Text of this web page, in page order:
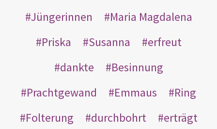
Jüngerinnen
Maria Magdalena
Priska
Susanna
erfreut
dankte
Besinnung
Prachtgewand
Emmaus
Ring
Folterung
durchbohrt
erträgt